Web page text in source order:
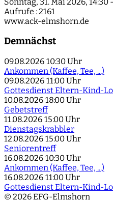
Sonntag, 31. Mai 2026, 14:30
Aufrufe : 2161
www.ack-elmshorn.de
Demnächst
09.08.2026 10:30 Uhr
Ankommen (Kaffee, Tee, ...)
09.08.2026 11:00 Uhr
Gottesdienst Eltern-Kind-
10.08.2026 18:00 Uhr
Gebetstreff
11.08.2026 15:00 Uhr
Dienstagskrabbler
12.08.2026 15:00 Uhr
Seniorentreff
16.08.2026 10:30 Uhr
Ankommen (Kaffee, Tee, ...)
16.08.2026 11:00 Uhr
Gottesdienst Eltern-Kind-
© 2026 EFG-Elmshorn